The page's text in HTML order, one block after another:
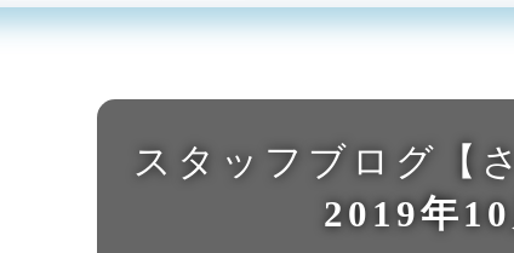
スタッフブログ【
2019年